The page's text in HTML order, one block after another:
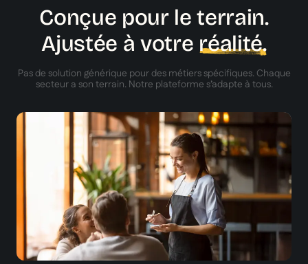
Conçue pour le terrain.
Ajustée à votre réalité.
Pas de solution générique pour des métiers spécifiques. Chaque
secteur a son terrain. Notre plateforme s’adapte à tous.